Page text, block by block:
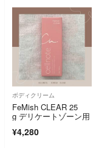
ボディクリーム
FeMish CLEAR 25
g デリケートゾーン用
¥4,280